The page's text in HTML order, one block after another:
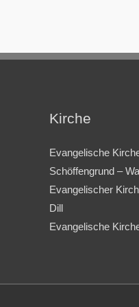
Kirche
Evangelische
Schöffengrund –
Evangelischer
Dill
Evangelische